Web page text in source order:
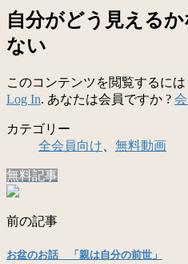
自分がどう見える
ない
このコンテンツを閲覧するに
Log In. あなたは会員ですか ?
カテゴリー
全会員向け
無料動画
無料記事
前の記事
お盆のお話 「親は自分の前世」